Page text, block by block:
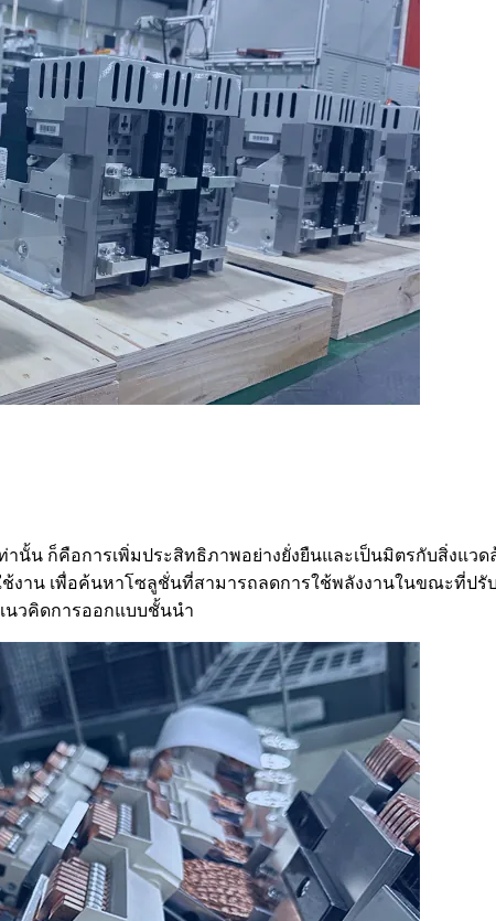
านั้น ก็คือการเพิ่มประสิทธิภาพอย่างยั่งยืนและเป็นมิตรกับสิ่งแว
งาน เพื่อค้นหาโซลูชั่นที่สามารถลดการใช้พลังงานในขณะที่ป
นวคิดการออกแบบชั้นนำ